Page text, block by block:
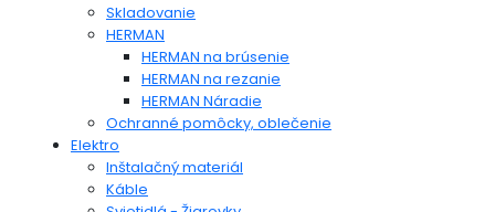
Skladovanie
HERMAN
HERMAN na brúsenie
HERMAN na rezanie
HERMAN Náradie
Ochranné pomôcky, oblečenie
Elektro
Inštalačný materiál
Káble